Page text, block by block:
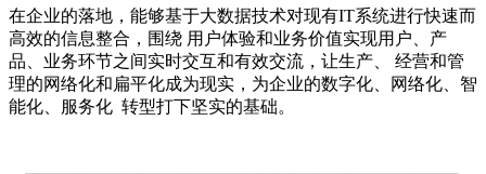
在企业的落地，能够基于大数据技术对现有IT系统进行快速而
高效的信息整合，围绕 用户体验和业务价值实现用户、产
品、业务环节之间实时交互和有效交流，让生产、 经营和管
理的网络化和扁平化成为现实，为企业的数字化、网络化、智
能化、服务化 转型打下坚实的基础。